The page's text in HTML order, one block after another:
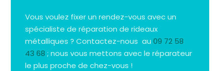
Vous voulez fixer un rendez-vous avec un
spécialiste de réparation de rideaux
métalliques ? Contactez-nous au09 72 58
43 68 ; nous vous mettons avec le réparateur
le plus proche de chez-vous !